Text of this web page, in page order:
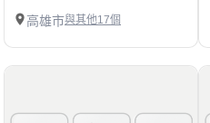
高雄市與其他17個